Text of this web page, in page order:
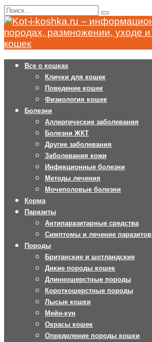
Перейти
к
содержанию
Search
for:
Все о кошках
Клички для кошек
Поведение кошек
Физиология кошек
Болезни
Аллергические заболевания
Болезни ЖКТ
Другие заболевания
Заболевания кожи
Инфекционные болезни
Методы лечения
Мочеполовые болезни
Корма
Паразиты
Антипаразитарные средства
Симптомы и лечение паразитов
Породы
Британские и шотландские
Дикие породы кошек
Длинношерстные породы
Короткошерстные породы
Лысые кошки
Мейн-кун
Окрасы кошек
Определение породы кошки